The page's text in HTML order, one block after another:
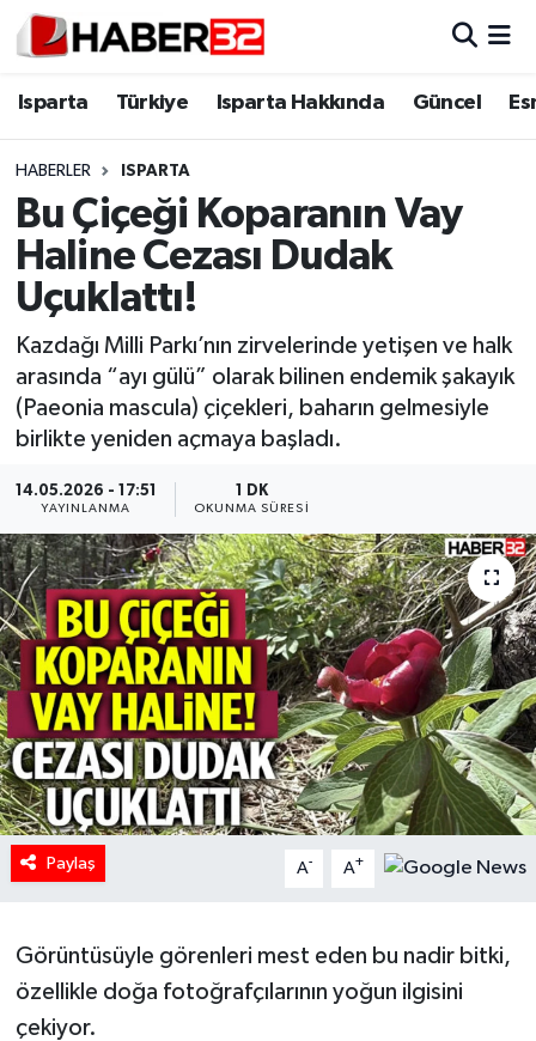
Isparta Türkiye Isparta Hakkında Güncel
HABERLER ISPARTA
Bu Çiçeği Koparanın Vay
Haline Cezası Dudak
Uçuklattı!
Kazdağı Milli Parkı’nın zirvelerinde yetişen ve halk
arasında “ayı gülü” olarak bilinen endemik şakayık
(Paeonia mascula) çiçekleri, baharın gelmesiyle
birlikte yeniden açmaya başladı.
14.05.2026 - 17:51
YAYINLANMA
1 DK
OKUNMA SÜRESI
Paylaş A- A+
Görüntüsüyle görenleri mest eden bu nadir bitki,
özellikle doğa fotoğrafçılarının yoğun ilgisini
çekiyor.
Isparta
Esnaf Diyor ki;
ASAYİŞ
BİLİM VE TEKNOLOJİ
EĞİTİM
GENEL
Güncel
HABERDE İNSAN
İlginç
KÜLTÜR SANAT
MAGAZİN
Oyun
POLİTİKA
RESMİ İLANLAR
SAĞLIK
Isparta Nöbetçi Eczaneler
Isparta Trafik Yoğunluk Haritası
Süper Lig Puan Durumu ve Fikstür
Tüm Manşetler
Son Dakika Haberleri
Haber Arşivi